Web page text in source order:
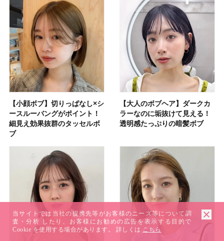
【小顔ボブ】切りっぱなし×シ
ースルーバングがポイント！
細見え効果抜群のタッセルボ
ブ
【大人のボブヘア】ダークカ
ラーなのに垢抜けて見える！
透明感たっぷりの暗髪ボブ
当サイトでは当社の提携先等がお客様のニーズ等について調
査・分析 したり、お客様にお勧めの広告を表示する目的で
Cookie を使用する場合があります。 詳しくは こちら